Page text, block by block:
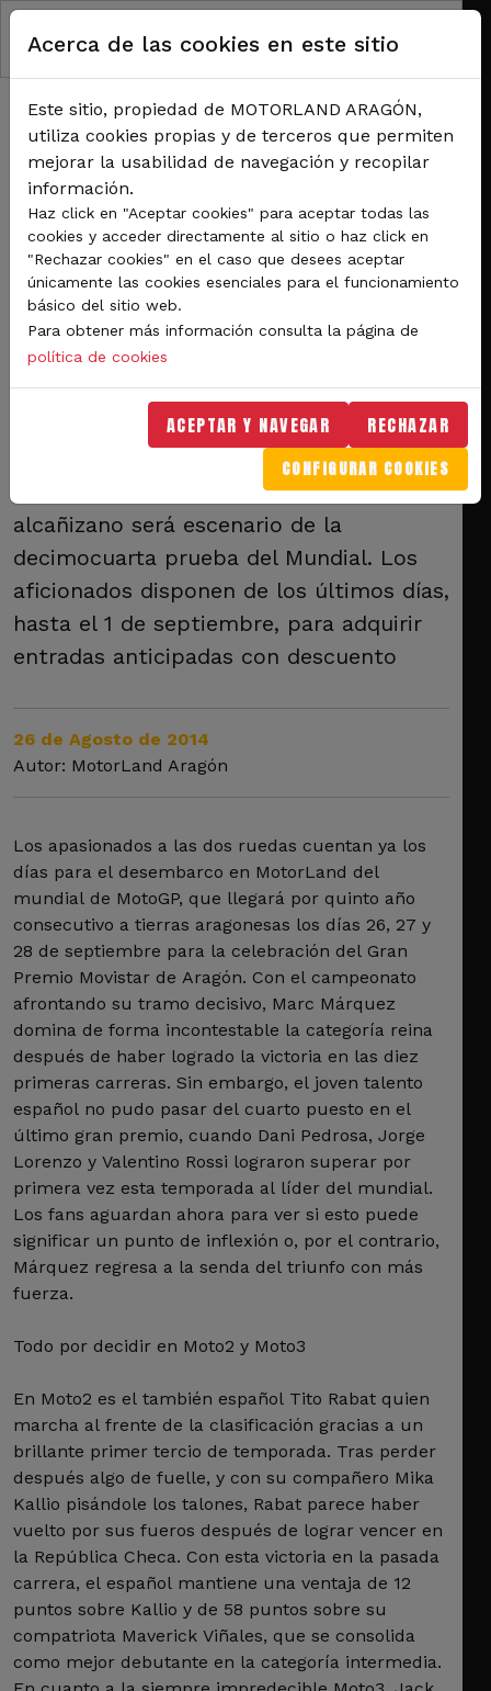
Pasar al contenido principal
RUTA DE NAVEGACIÓN
Solo un mes para el Gran Premio Movistar de Aragón de MotoGP en MotorLand
Solo un mes para el Gran
Premio Movistar de
Aragón de MotoGP en
MotorLand
Del 26 al 28 de septiembre, el circuito
alcañizano será escenario de la
decimocuarta prueba del Mundial. Los
aficionados disponen de los últimos días,
hasta el 1 de septiembre, para adquirir
entradas anticipadas con descuento
26 de Agosto de 2014
Autor: MotorLand Aragón
Los apasionados a las dos ruedas cuentan ya los
días para el desembarco en MotorLand del
mundial de MotoGP, que llegará por quinto año
consecutivo a tierras aragonesas los días 26, 27 y
28 de septiembre para la celebración del Gran
Premio Movistar de Aragón. Con el campeonato
afrontando su tramo decisivo, Marc Márquez
domina de forma incontestable la categoría reina
después de haber logrado la victoria en las diez
primeras carreras. Sin embargo, el joven talento
español no pudo pasar del cuarto puesto en el
último gran premio, cuando Dani Pedrosa, Jorge
Lorenzo y Valentino Rossi lograron superar por
primera vez esta temporada al líder del mundial.
Los fans aguardan ahora para ver si esto puede
significar un punto de inflexión o, por el contrario,
Márquez regresa a la senda del triunfo con más
fuerza.
Todo por decidir en Moto2 y Moto3
En Moto2 es el también español Tito Rabat quien
marcha al frente de la clasificación gracias a un
brillante primer tercio de temporada. Tras perder
después algo de fuelle, y con su compañero Mika
Kallio pisándole los talones, Rabat parece haber
vuelto por sus fueros después de lograr vencer en
la República Checa. Con esta victoria en la pasada
carrera, el español mantiene una ventaja de 12
puntos sobre Kallio y de 58 puntos sobre su
compatriota Maverick Viñales, que se consolida
como mejor debutante en la categoría intermedia.
Acerca de las cookies en este sitio
Este sitio, propiedad de MOTORLAND ARAGÓN,
utiliza cookies propias y de terceros que permiten
mejorar la usabilidad de navegación y recopilar
información.
Haz click en "Aceptar cookies" para aceptar todas las
cookies y acceder directamente al sitio o haz click en
"Rechazar cookies" en el caso que desees aceptar
únicamente las cookies esenciales para el funcionamiento
básico del sitio web.
Para obtener más información consulta la página de
política de cookies
ACEPTAR Y NAVEGAR RECHAZAR
CONFIGURAR COOKIES